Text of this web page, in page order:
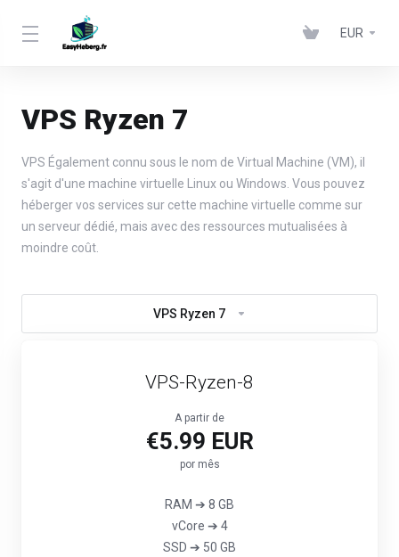
EUR
VPS Ryzen 7
VPS Également connu sous le nom de Virtual Machine (VM), il
s'agit d'une machine virtuelle Linux ou Windows. Vous pouvez
héberger vos services sur cette machine virtuelle comme sur
un serveur dédié, mais avec des ressources mutualisées à
moindre coût.
VPS Ryzen 7
VPS-Ryzen-8
A partir de
€5.99 EUR
por mês
RAM ➔ 8 GB
vCore ➔ 4
SSD ➔ 50 GB